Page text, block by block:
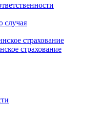
случая
страхование
страхование